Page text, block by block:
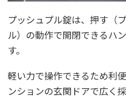
プッシュプル錠は、押す（
ル）の動作で開閉できるハ
す。
軽い力で操作できるため利
ンションの玄関ドアで広く